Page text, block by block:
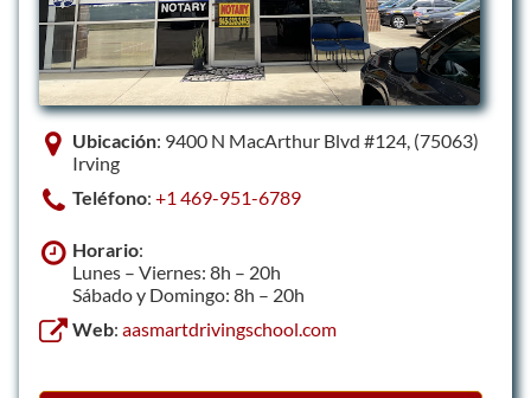
Ubicación: 9400 N MacArthur Blvd #124, (75063)
Irving
Teléfono: +1 469-951-6789
Horario:
Lunes – Viernes: 8h – 20h
Sábado y Domingo: 8h – 20h
Web: aasmartdrivingschool.com